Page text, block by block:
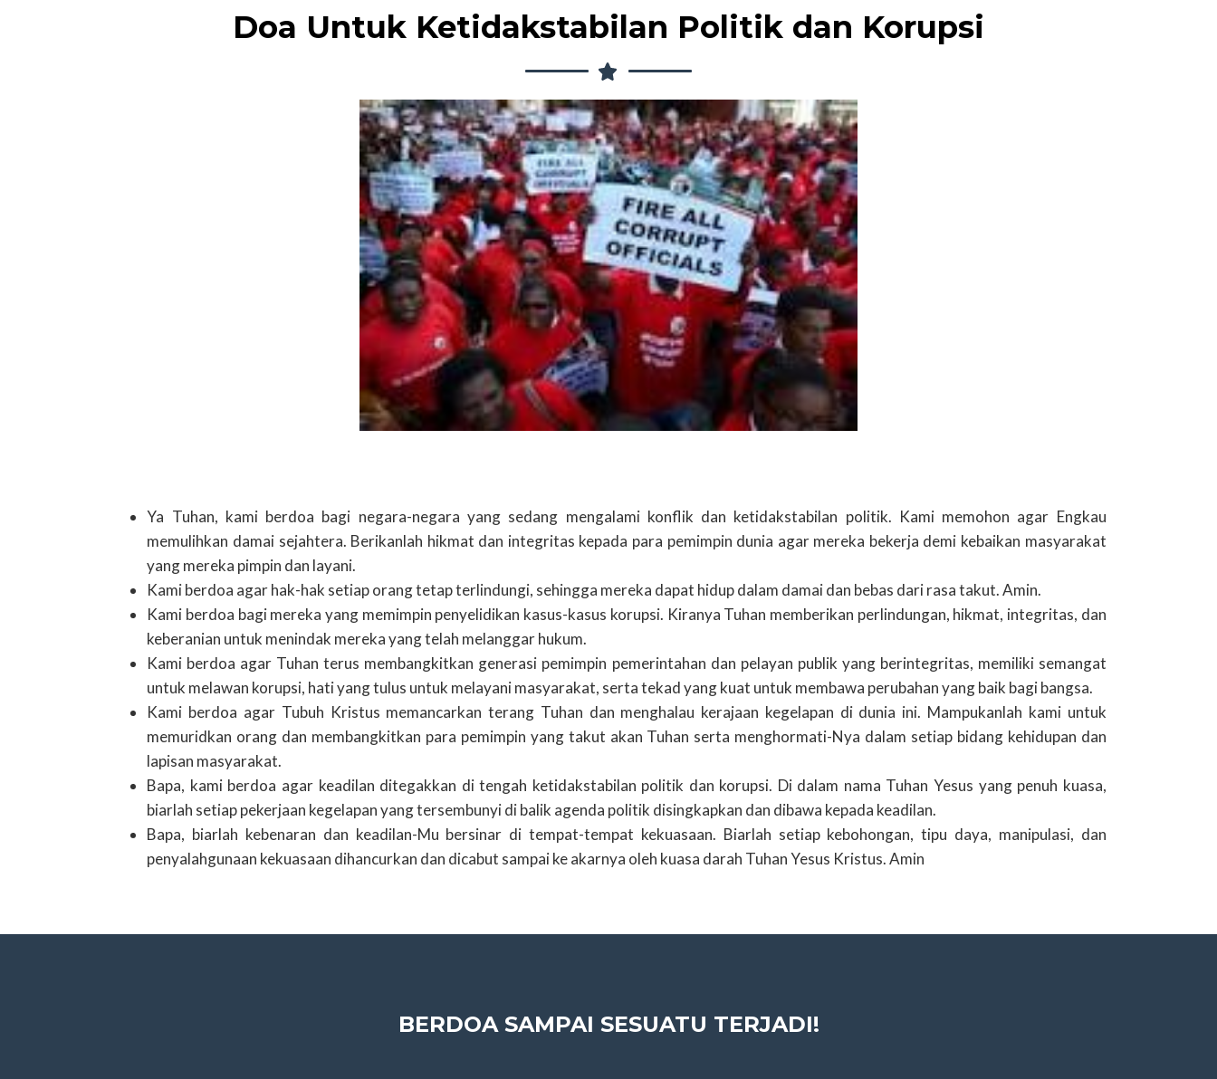
Doa Untuk Ketidakstabilan Politik dan Korupsi
Ya Tuhan, kami berdoa bagi negara-negara yang sedang mengalami konflik dan ketidakstabilan politik. Kami memohon agar Engkau
memulihkan damai sejahtera. Berikanlah hikmat dan integritas kepada para pemimpin dunia agar mereka bekerja demi kebaikan masyarakat
yang mereka pimpin dan layani.
Kami berdoa agar hak-hak setiap orang tetap terlindungi, sehingga mereka dapat hidup dalam damai dan bebas dari rasa takut. Amin.
Kami berdoa bagi mereka yang memimpin penyelidikan kasus-kasus korupsi. Kiranya Tuhan memberikan perlindungan, hikmat, integritas, dan
keberanian untuk menindak mereka yang telah melanggar hukum.
Kami berdoa agar Tuhan terus membangkitkan generasi pemimpin pemerintahan dan pelayan publik yang berintegritas, memiliki semangat
untuk melawan korupsi, hati yang tulus untuk melayani masyarakat, serta tekad yang kuat untuk membawa perubahan yang baik bagi bangsa.
Kami berdoa agar Tubuh Kristus memancarkan terang Tuhan dan menghalau kerajaan kegelapan di dunia ini. Mampukanlah kami untuk
memuridkan orang dan membangkitkan para pemimpin yang takut akan Tuhan serta menghormati-Nya dalam setiap bidang kehidupan dan
lapisan masyarakat.
Bapa, kami berdoa agar keadilan ditegakkan di tengah ketidakstabilan politik dan korupsi. Di dalam nama Tuhan Yesus yang penuh kuasa,
biarlah setiap pekerjaan kegelapan yang tersembunyi di balik agenda politik disingkapkan dan dibawa kepada keadilan.
Bapa, biarlah kebenaran dan keadilan-Mu bersinar di tempat-tempat kekuasaan. Biarlah setiap kebohongan, tipu daya, manipulasi, dan
penyalahgunaan kekuasaan dihancurkan dan dicabut sampai ke akarnya oleh kuasa darah Tuhan Yesus Kristus. Amin
BERDOA SAMPAI SESUATU TERJADI!